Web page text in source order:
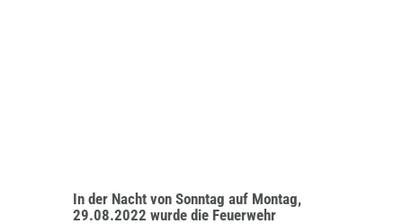
In der Nacht von Sonntag auf Montag,
29.08.2022 wurde die Feuerwehr